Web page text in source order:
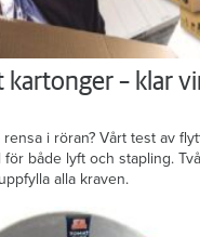
kartonger – klar
i röran? Vårt test av
både lyft och stapling.
alla kraven.